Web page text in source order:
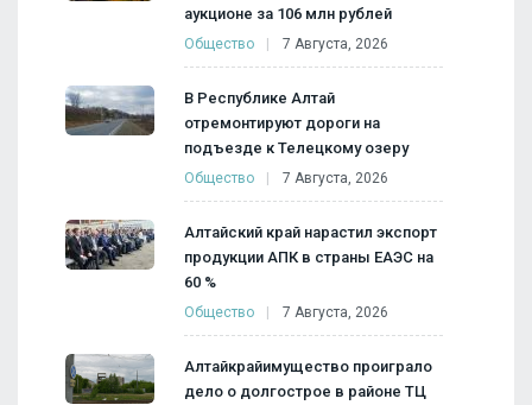
аукционе за 106 млн рублей
Общество 7 Августа, 2026
В Республике Алтай
отремонтируют дороги на
подъезде к Телецкому озеру
Общество 7 Августа, 2026
Алтайский край нарастил экспорт
продукции АПК в страны ЕАЭС на
60 %
Общество 7 Августа, 2026
Алтайкрайимущество проиграло
дело о долгострое в районе ТЦ